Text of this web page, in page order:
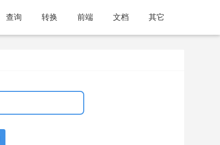
查询 转换 前端 文档 其它